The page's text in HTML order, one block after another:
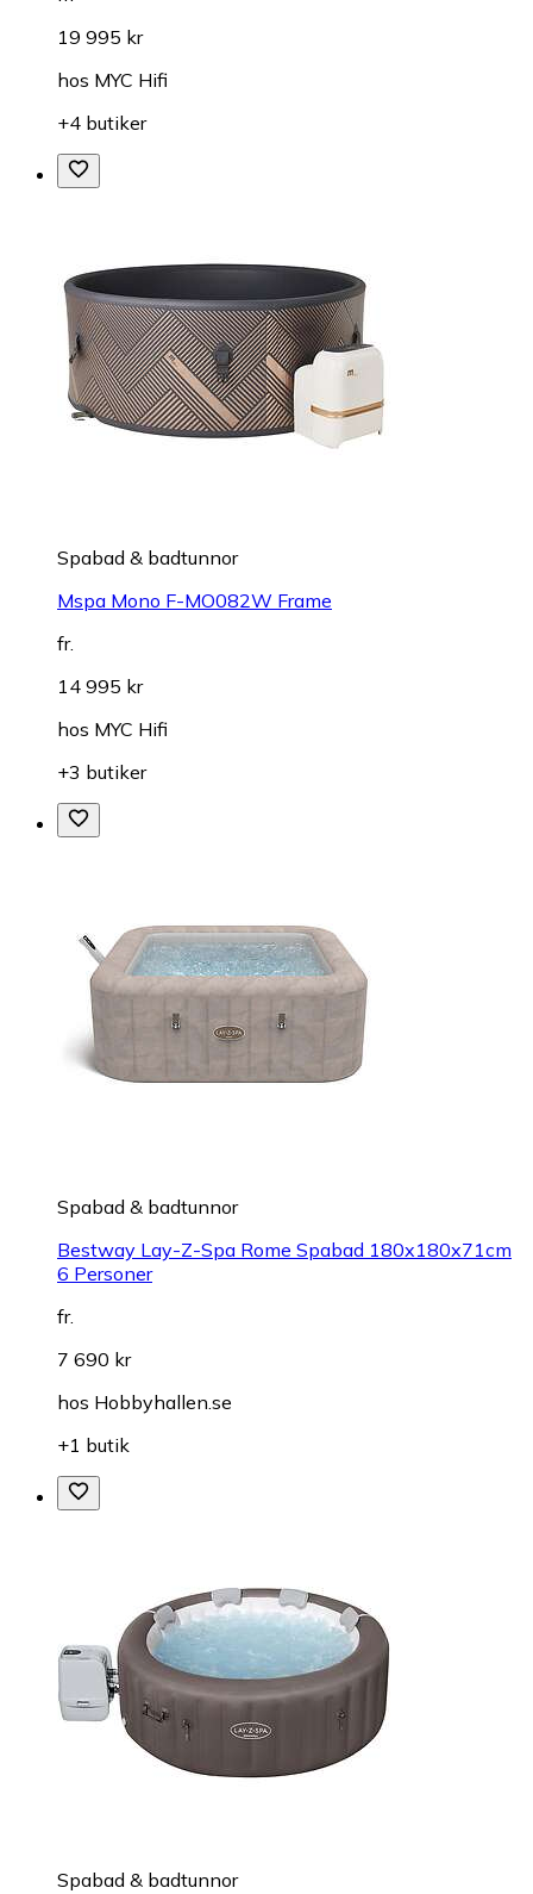
19 995 kr
hos MYC Hifi
+4 butiker
Spabad & badtunnor
Mspa Mono F-MO082W Frame
fr.
14 995 kr
hos MYC Hifi
+3 butiker
Spabad & badtunnor
Bestway Lay-Z-Spa Rome Spabad 180x180x71cm
6 Personer
fr.
7 690 kr
hos Hobbyhallen.se
+1 butik
Spabad & badtunnor